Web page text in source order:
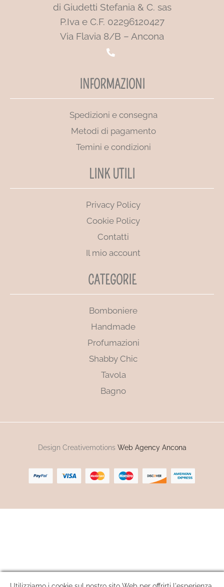
di Giudetti Stefania & C. sas
P.Iva e C.F. 02296120427
Via Flavia 8/B – Ancona
INFORMAZIONI
Spedizioni e consegna
Metodi di pagamento
Temini e condizioni
LINK UTILI
Privacy Policy
Cookie Policy
Contatti
Il mio account
CATEGORIE
Bomboniere
Handmade
Profumazioni
Shabby Chic
Tavola
Bagno
Design Creativemotions Web Agency Ancona